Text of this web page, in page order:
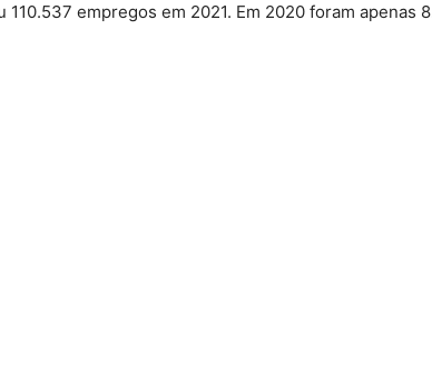
110.537 empregos em 2021. Em 2020 foram